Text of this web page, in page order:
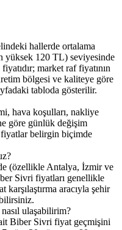
hallerde ortalama
yüksek 120 TL) seviyesinde
market raf fiyatının
bölgesi ve kaliteye göre
tabloda gösterilir.
hava koşulları, nakliye
göre günlük değişim
fiyatlar belirgin biçimde
(özellikle Antalya, İzmir ve
Sivri fiyatları genellikle
aracıyla şehir
ulaşabilirim?
Biber Sivri fiyat geçmişini